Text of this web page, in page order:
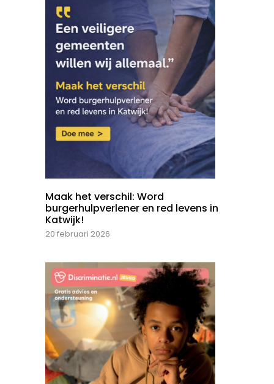
Maak het verschil: Word
burgerhulpverlener en red levens in
Katwijk!
20 februari 2026